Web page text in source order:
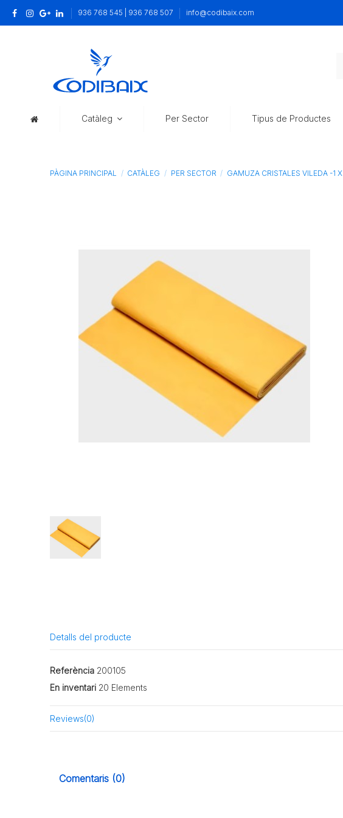
936 768 545 | 936 768 507 info@codibaix.com
Catàleg Per Sector Tipus de Productes
PÀGINA PRINCIPAL CATÀLEG PER SECTOR GAMUZA CRISTALES VILEDA -1
Detalls del producte
Referència 200105
En inventari 20 Elements
Reviews(0)
Comentaris (0)